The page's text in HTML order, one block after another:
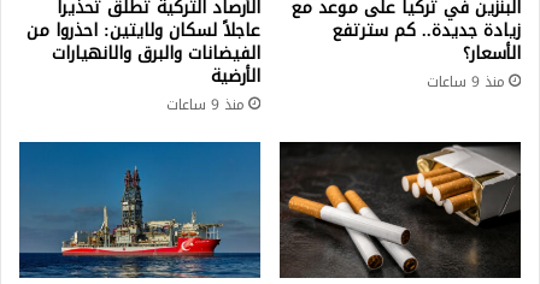
البنزين في تركيا على موعد مع
زيادة جديدة.. كم سترتفع
الأسعار؟
منذ 9 ساعات
الأرصاد التركية تطلق تحذيراً
عاجلاً لسكان ولايتين: احذروا من
الفيضانات والبرق والانهيارات
الأرضية
منذ 9 ساعات